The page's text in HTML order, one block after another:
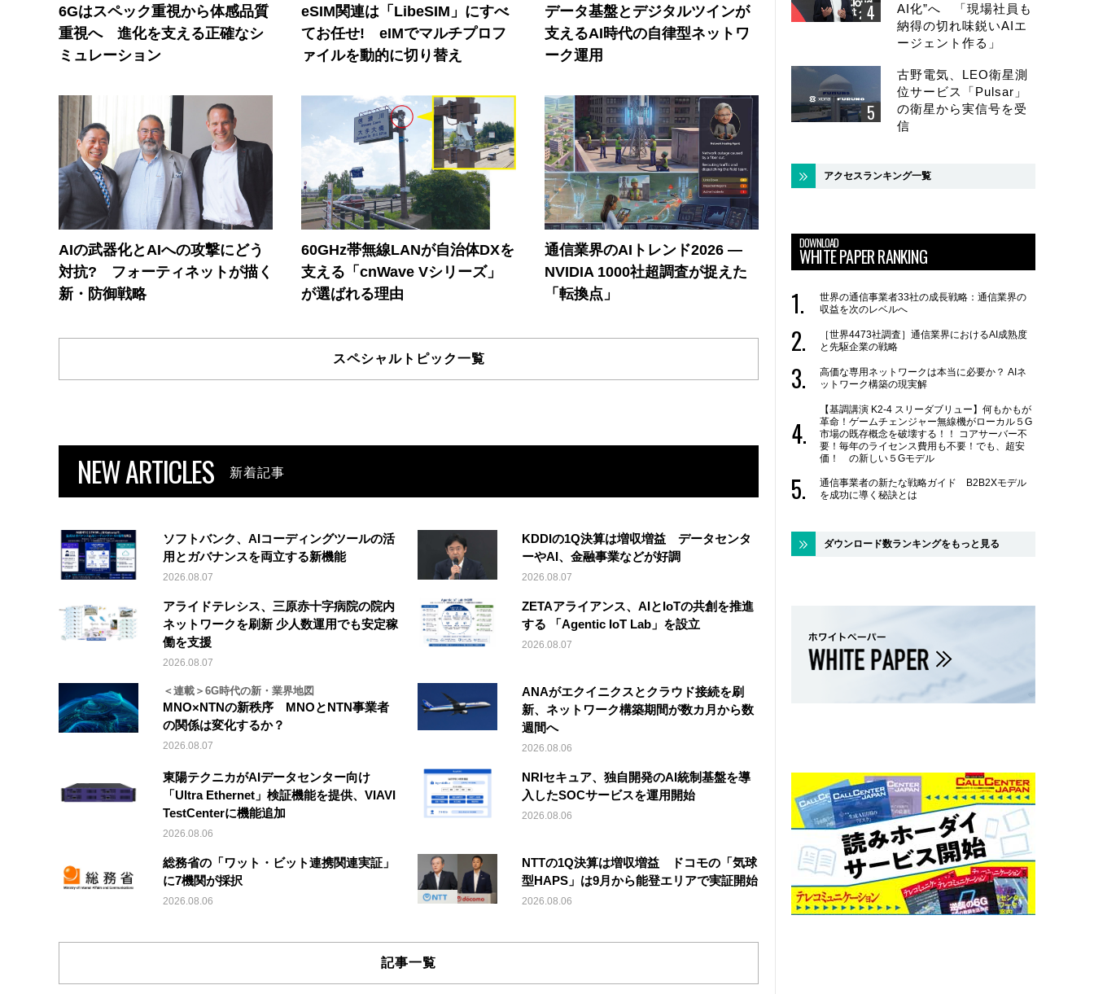
6Gはスペック重視から体感品質
重視へ 進化を支える正確なシ
ミュレーション
eSIM関連は「LibeSIM」にすべ
てお任せ! eIMでマルチプロフ
ァイルを動的に切り替え
データ基盤とデジタルツインが
支えるAI時代の自律型ネットワ
ーク運用
AIの武器化とAIへの攻撃にどう
対抗? フォーティネットが描く
新・防御戦略
60GHz帯無線LANが自治体DXを
支える「cnWave Vシリーズ」
が選ばれる理由
通信業界のAIトレンド2026 ―
NVIDIA 1000社超調査が捉えた
「転換点」
スペシャルトピック一覧
NEW ARTICLES 新着記事
ソフトバンク、AIコーディングツールの活
用とガバナンスを両立する新機能
2026.08.07
KDDIの1Q決算は増収増益 データセンタ
ーやAI、金融事業などが好調
2026.08.07
アライドテレシス、三原赤十字病院の院内
ネットワークを刷新 少人数運用でも安定稼
働を支援
2026.08.07
ZETAアライアンス、AIとIoTの共創を推進
する 「Agentic IoT Lab」を設立
2026.08.07
＜連載＞6G時代の新・業界地図
MNO×NTNの新秩序 MNOとNTN事業者
の関係は変化するか？
2026.08.07
ANAがエクイニクスとクラウド接続を刷
新、ネットワーク構築期間が数カ月から数
週間へ
2026.08.06
東陽テクニカがAIデータセンター向け
「Ultra Ethernet」検証機能を提供、VIAVI
TestCenterに機能追加
2026.08.06
NRIセキュア、独自開発のAI統制基盤を導
入したSOCサービスを運用開始
2026.08.06
総務省の「ワット・ビット連携関連実証」
に7機関が採択
2026.08.06
NTTの1Q決算は増収増益 ドコモの「気球
型HAPS」は9月から能登エリアで実証開始
2026.08.06
記事一覧
AI化”へ 「現場社員も
納得の切れ味鋭いAIエ
ージェント作る」
古野電気、LEO衛星測
位サービス「Pulsar」
の衛星から実信号を受
信
アクセスランキング一覧
DOWNLOAD
WHITE PAPER RANKING
世界の通信事業者33社の成長戦略：通信業界の
収益を次のレベルへ
［世界4473社調査］通信業界におけるAI成熟度
と先駆企業の戦略
高価な専用ネットワークは本当に必要か？ AIネ
ットワーク構築の現実解
【基調講演 K2-4 スリーダブリュー】何もかもが
革命！ゲームチェンジャー無線機がローカル５G
市場の既存概念を破壊する！！ コアサーバー不
要！毎年のライセンス費用も不要！でも、超安
価！ の新しい５Gモデル
通信事業者の新たな戦略ガイド B2B2Xモデル
を成功に導く秘訣とは
ダウンロード数ランキングをもっと見る